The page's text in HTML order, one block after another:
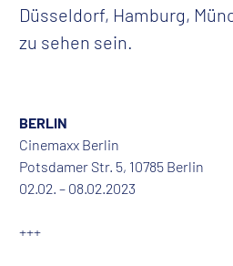
Düsseldorf, Hamburg,
zu sehen sein.
BERLIN
Cinemaxx Berlin
Potsdamer Str. 5, 10785 Berlin
02.02. – 08.02.2023
+++